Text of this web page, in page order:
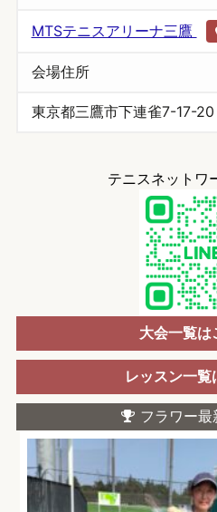
MTSテニスアリーナ三鷹
会場住所
東京都三鷹市下連雀7-17-20
テニスネットワ
大会一覧は
レッスン一覧
フラワー